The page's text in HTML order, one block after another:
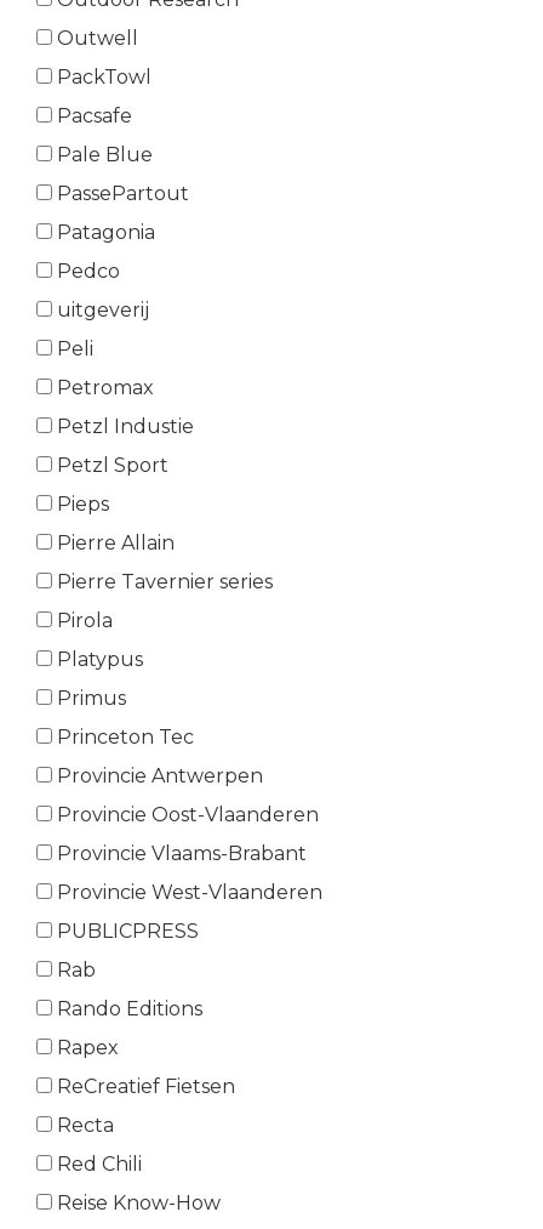
Outwell
PackTowl
Pacsafe
Pale Blue
PassePartout
Patagonia
Pedco
uitgeverij
Peli
Petromax
Petzl Industie
Petzl Sport
Pieps
Pierre Allain
Pierre Tavernier series
Pirola
Platypus
Primus
Princeton Tec
Provincie Antwerpen
Provincie Oost-Vlaanderen
Provincie Vlaams-Brabant
Provincie West-Vlaanderen
PUBLICPRESS
Rab
Rando Editions
Rapex
ReCreatief Fietsen
Recta
Red Chili
Reise Know-How